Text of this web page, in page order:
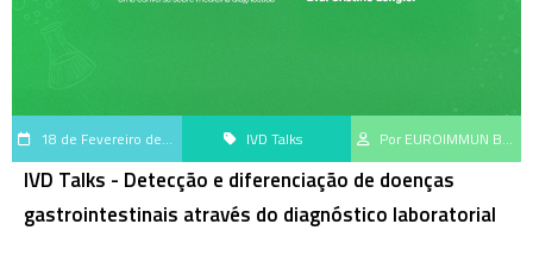
18 de Fevereiro de 2025 IVD Talks Por EUROIMMUN Brasil
IVD Talks - Detecção e diferenciação de doenças
gastrointestinais através do diagnóstico laboratorial